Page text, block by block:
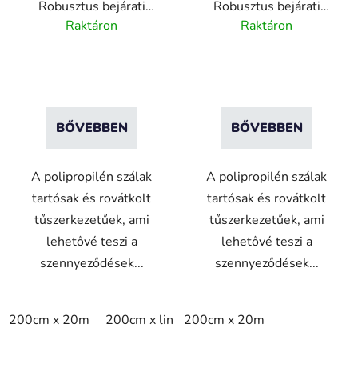
Robusztus bejárati
szőnyeg rendszer -
Raktáron
BŐVEBBEN
A polipropilén szálak
tartósak és rovátkolt
tűszerkezetűek, ami
lehetővé teszi a
szennyeződések...
200cm x 20m 200cm x linm
Robusztus bejárati
szőnyeg rendszer -
Raktáron
BŐVEBBEN
A polipropilén szálak
tartósak és rovátkolt
tűszerkezetűek, ami
lehetővé teszi a
szennyeződések...
200cm x 20m